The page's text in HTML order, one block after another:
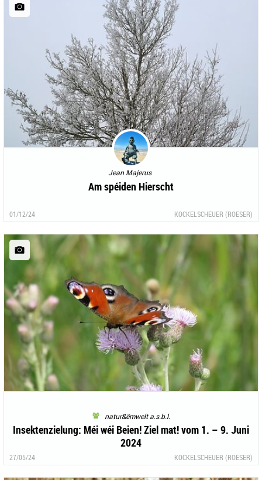
Jean Majerus
Am spéiden Hierscht
01/12/24 KOCKELSCHEUER (ROESER)
natur&ëmwelt a.s.b.l.
Insektenzielung: Méi wéi Beien! Ziel mat! vom 1. – 9. Juni
2024
27/05/24 KOCKELSCHEUER (ROESER)